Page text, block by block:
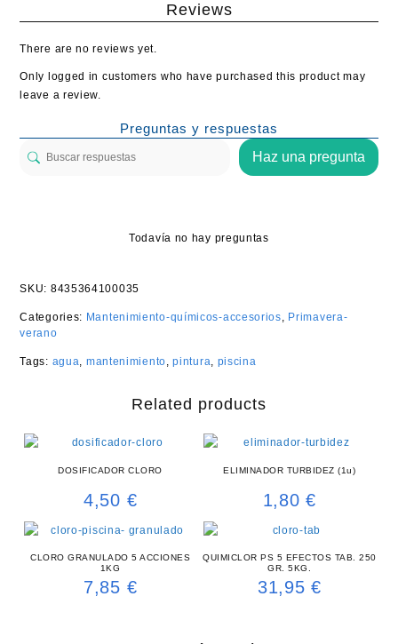
Reviews
There are no reviews yet.
Only logged in customers who have purchased this product may
leave a review.
Preguntas y respuestas
Haz una pregunta
Todavía no hay preguntas
SKU: 8435364100035
Categories: Mantenimiento-químicos-accesorios, Primavera-
verano
Tags: agua, mantenimiento,pintura, piscina
Related products
DOSIFICADOR CLORO
4,50 €
ELIMINADOR TURBIDEZ (1u)
1,80€
CLORO GRANULADO 5 ACCIONES
1KG
7,85 €
QUIMICLOR PS 5 EFECTOS TAB. 250
GR. 5KG.
31,95€